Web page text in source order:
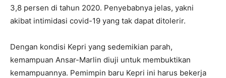
3,8 persen di tahun 2020. Penyebabnya jelas, yakni
akibat intimidasi covid-19 yang tak dapat ditolerir.
Dengan kondisi Kepri yang sedemikian parah,
kemampuan Ansar-Marlin diuji untuk membuktikan
kemampuannya. Pemimpin baru Kepri ini harus bekerja